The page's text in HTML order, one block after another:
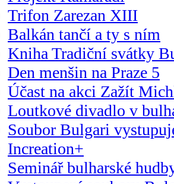
Trifon Zarezan XIII
Balkán tančí a ty s ním
Kniha Tradiční svátky
Den menšin na Praze 5
Účast na akci Zažít
Loutkové divadlo v
Soubor Bulgari
Increation+
Seminář bulharské